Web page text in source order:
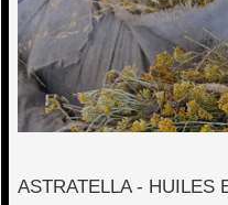
ASTRATELLA - HUILES